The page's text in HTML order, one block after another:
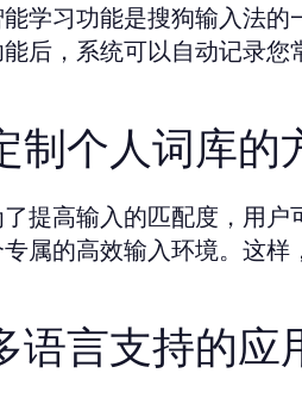
学习功能是搜狗输入法
后，系统可以自动记录您
制个人词库的
提高输入的匹配度，用
属的高效输入环境。这样
语言支持的应